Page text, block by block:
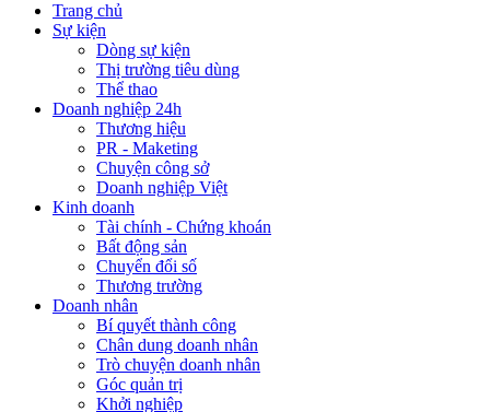
Trang chủ
Sự kiện
Dòng sự kiện
Thị trường tiêu dùng
Thể thao
Doanh nghiệp 24h
Thương hiệu
PR - Maketing
Chuyện công sở
Doanh nghiệp Việt
Kinh doanh
Tài chính - Chứng khoán
Bất động sản
Chuyển đổi số
Thương trường
Doanh nhân
Bí quyết thành công
Chân dung doanh nhân
Trò chuyện doanh nhân
Góc quản trị
Khởi nghiệp